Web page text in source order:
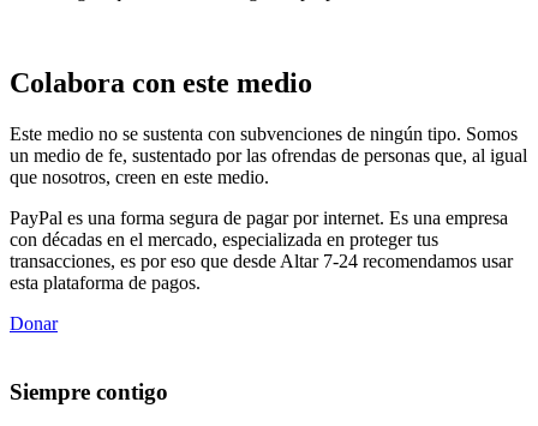
Colabora con este medio
Este medio no se sustenta con subvenciones de ningún tipo. Somos
un medio de fe, sustentado por las ofrendas de personas que, al igual
que nosotros, creen en este medio.
PayPal es una forma segura de pagar por internet. Es una empresa
con décadas en el mercado, especializada en proteger tus
transacciones, es por eso que desde Altar 7-24 recomendamos usar
esta plataforma de pagos.
Donar
Siempre contigo